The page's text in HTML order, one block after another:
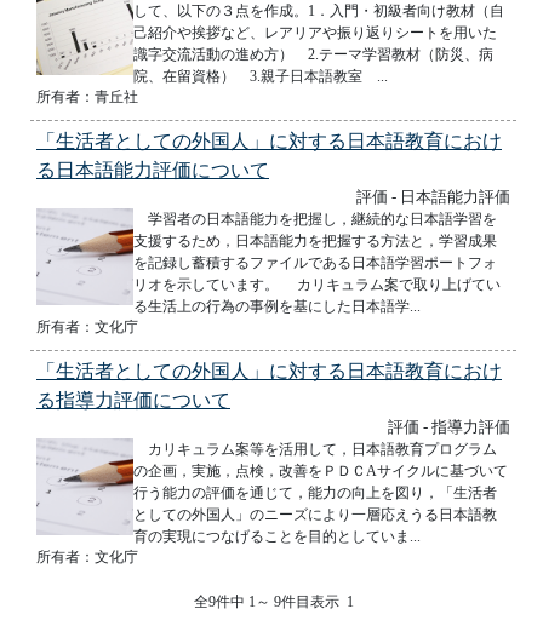
して、以下の３点を作成。1．入門・初級者向け教材（自
己紹介や挨拶など、レアリアや振り返りシートを用いた
識字交流活動の進め方） 2.テーマ学習教材（防災、病
院、在留資格） 3.親子日本語教室 ...
所有者：青丘社
「生活者としての外国人」に対する日本語教育におけ
る日本語能力評価について
評価 - 日本語能力評価
学習者の日本語能力を把握し，継続的な日本語学習を
支援するため，日本語能力を把握する方法と，学習成果
を記録し蓄積するファイルである日本語学習ポートフォ
リオを示しています。 カリキュラム案で取り上げてい
る生活上の行為の事例を基にした日本語学...
所有者：文化庁
「生活者としての外国人」に対する日本語教育におけ
る指導力評価について
評価 - 指導力評価
カリキュラム案等を活用して，日本語教育プログラム
の企画，実施，点検，改善をＰＤＣAサイクルに基づいて
行う能力の評価を通じて，能力の向上を図り，「生活者
としての外国人」のニーズにより一層応えうる日本語教
育の実現につなげることを目的としていま...
所有者：文化庁
全9件中 1～ 9件目表示 1